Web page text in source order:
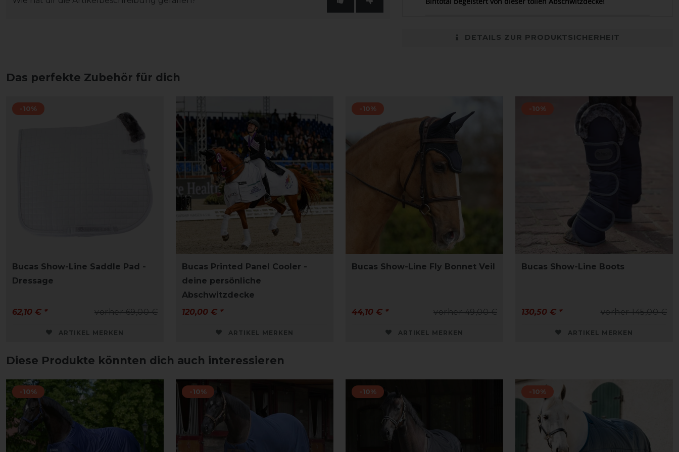
DETAILS ZUR PRODUKTSICHERHEIT
Das perfekte Zubehör für dich
-10%
Bucas Show-Line Saddle Pad -
Dressage
vorher 69,00 €
62,10 € *
ARTIKEL MERKEN
Bucas Printed Panel Cooler -
deine persönliche
Abschwitzdecke
120,00 € *
ARTIKEL MERKEN
-10%
Bucas Show-Line Fly Bonnet Veil
vorher 49,00 €
44,10 € *
ARTIKEL MERKEN
-10%
Bucas Show-Line Boots
vorher 145,00 €
130,50 € *
ARTIKEL MERKEN
Diese Produkte könnten dich auch interessieren
-10% -10% -10% -10%